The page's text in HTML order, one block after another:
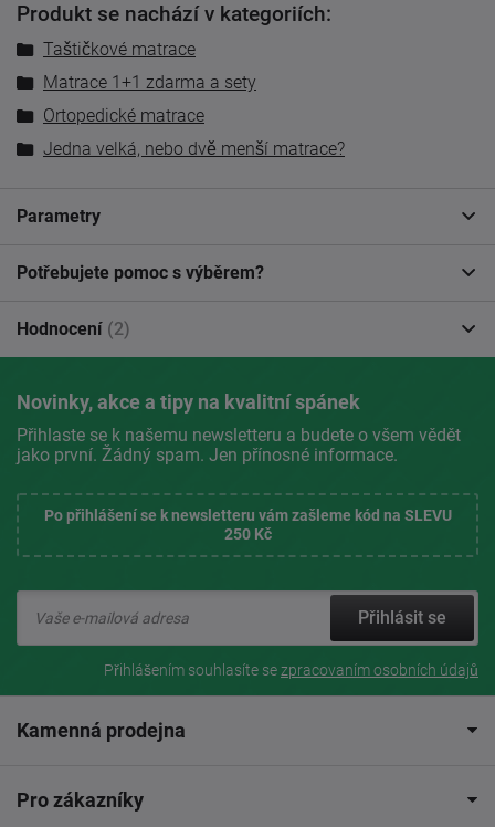
Produkt se nachází v kategoriích:
Taštičkové matrace
Matrace 1+1 zdarma a sety
Ortopedické matrace
Jedna velká, nebo dvě menší matrace?
Parametry
Potřebujete pomoc s výběrem?
Hodnocení (2)
Novinky, akce a tipy na kvalitní spánek
Přihlaste se k našemu newsletteru a budete o všem vědět
jako první. Žádný spam. Jen přínosné informace.
Po přihlášení se k newsletteru vám zašleme kód na SLEVU
250 Kč
Přihlásit se
Přihlášením souhlasíte sezpracovaním osobních údajů
Kamenná prodejna
Pro zákazníky